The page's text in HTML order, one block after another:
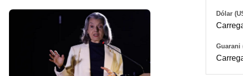
Dólar
Guarani